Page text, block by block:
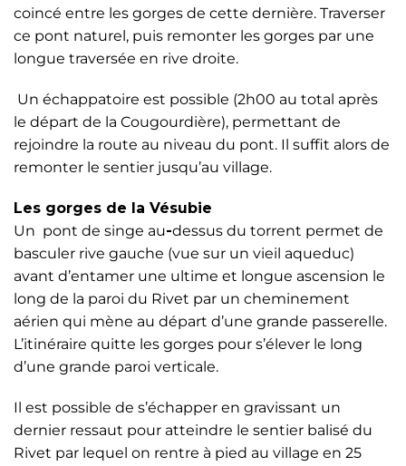
coincé entre les gorges de cette dernière. Traverser
ce pont naturel, puis remonter les gorges par une
longue traversée en rive droite.
Un échappatoire est possible (2h00 au total après
le départ de la Cougourdière), permettant de
rejoindre la route au niveau du pont. Il suffit alors de
remonter le sentier jusqu’au village.
Les gorges de la Vésubie
Un pont de singe au-dessus du torrent permet de
basculer rive gauche (vue sur un vieil aqueduc)
avant d’entamer une ultime et longue ascension le
long de la paroi du Rivet par un cheminement
aérien qui mène au départ d’une grande passerelle.
L’itinéraire quitte les gorges pour s’élever le long
d’une grande paroi verticale.
Il est possible de s’échapper en gravissant un
dernier ressaut pour atteindre le sentier balisé du
Rivet par lequel on rentre à pied au village en 25